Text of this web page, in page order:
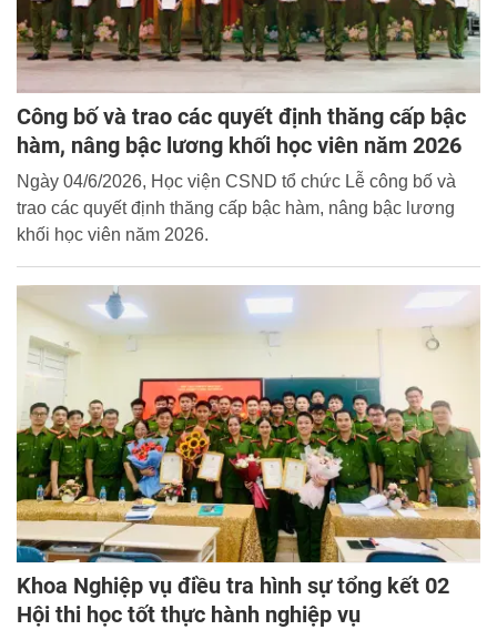
Công bố và trao các quyết định thăng cấp bậc
hàm, nâng bậc lương khối học viên năm 2026
Ngày 04/6/2026, Học viện CSND tổ chức Lễ công bố và
trao các quyết định thăng cấp bậc hàm, nâng bậc lương
khối học viên năm 2026.
Khoa Nghiệp vụ điều tra hình sự tổng kết 02
Hội thi học tốt thực hành nghiệp vụ